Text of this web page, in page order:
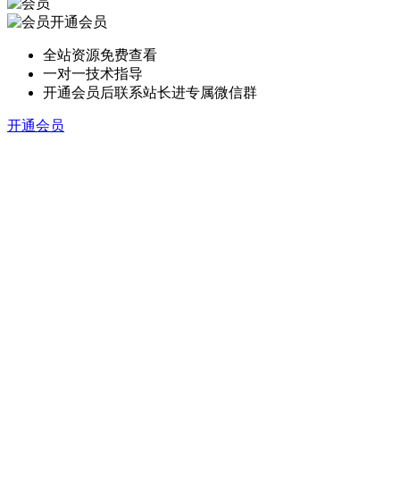
开通会员
全站资源免费查看
一对一技术指导
开通会员后联系站长进专属微信群
开通会员